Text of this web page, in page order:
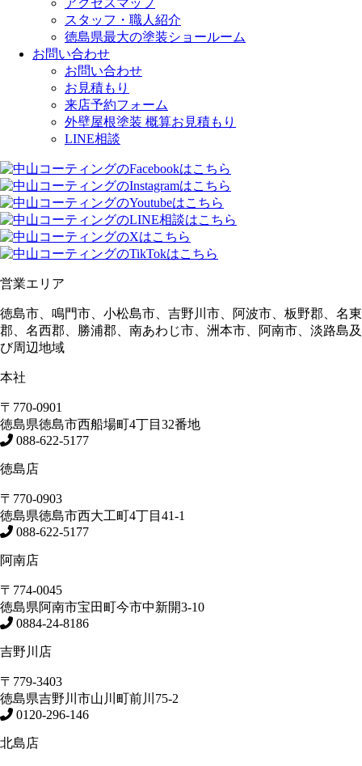
アクセスマップ
スタッフ・職人紹介
徳島県最大の塗装ショールーム
お問い合わせ
お問い合わせ
お見積もり
来店予約フォーム
外壁屋根塗装 概算お見積もり
LINE相談
営業エリア
徳島市、鳴門市、小松島市、吉野川市、阿波市、板野郡、名東
郡、名西郡、勝浦郡、南あわじ市、洲本市、阿南市、淡路島及
び周辺地域
本社
〒770-0901
徳島県徳島市西船場町4丁目32番地
088-622-5177
徳島店
〒770-0903
徳島県徳島市西大工町4丁目41-1
088-622-5177
阿南店
〒774-0045
徳島県阿南市宝田町今市中新開3-10
0884-24-8186
吉野川店
〒779-3403
徳島県吉野川市山川町前川75-2
0120-296-146
北島店